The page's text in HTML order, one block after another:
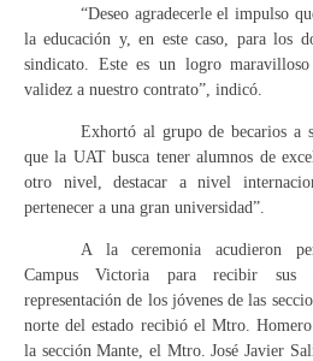
“Deseo agradecerle el impulso
la educación y, en este caso, para los
sindicato. Este es un logro
validez a nuestro contrato”, indicó.
Exhortó al grupo de becarios a
que la UAT busca tener alumnos de
otro nivel, destacar a nivel
pertenecer a una gran universidad”.
A la ceremonia acudieron
Campus Victoria para recibir sus
representación de los jóvenes de las
norte del estado recibió el Mtro.
la sección Mante, el Mtro. José Javier